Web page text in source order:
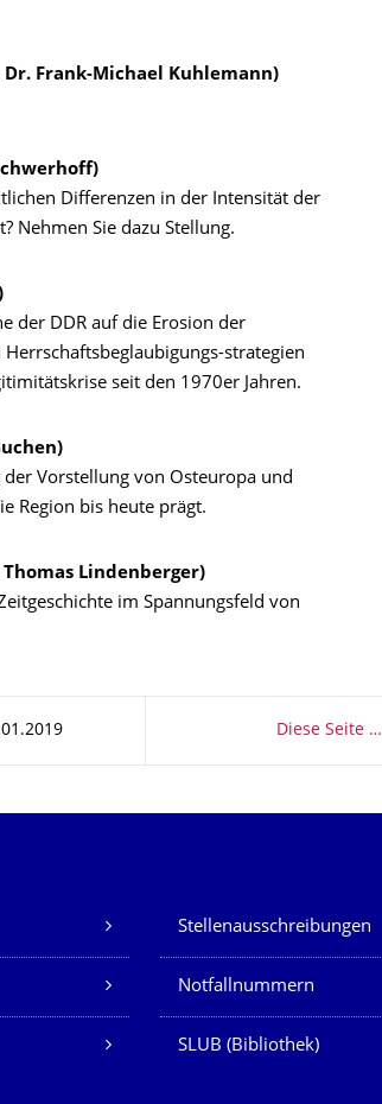
Frank-Michael Kuhlemann)
Differenzen in der Intensität der
Nehmen Sie dazu Stellung.
der DDR auf die Erosion der
strategien
seit den 1970er Jahren.
der Vorstellung von Osteuropa und
Region bis heute prägt.
Lindenberger)
im Spannungsfeld von
Diese Seite …
Stellenausschreibungen
Notfallnummern
SLUB (Bibliothek)